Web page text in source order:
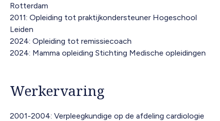
Rotterdam
2011: Opleiding tot praktijkondersteuner Hogeschool
Leiden
2024: Opleiding tot remissiecoach
2024: Mamma opleiding Stichting Medische opleidingen
Werkervaring
2001-2004: Verpleegkundige op de afdeling cardiologie